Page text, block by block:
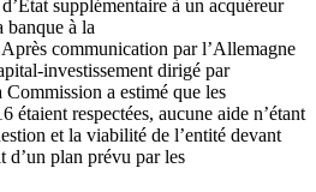
supplémentaire à un acquéreur
banque à la
communication par l’Allemagne
investissement dirigé par
Commission a estimé que les
étaient respectées, aucune aide n’étant
et la viabilité de l’entité devant
d’un plan prévu par les